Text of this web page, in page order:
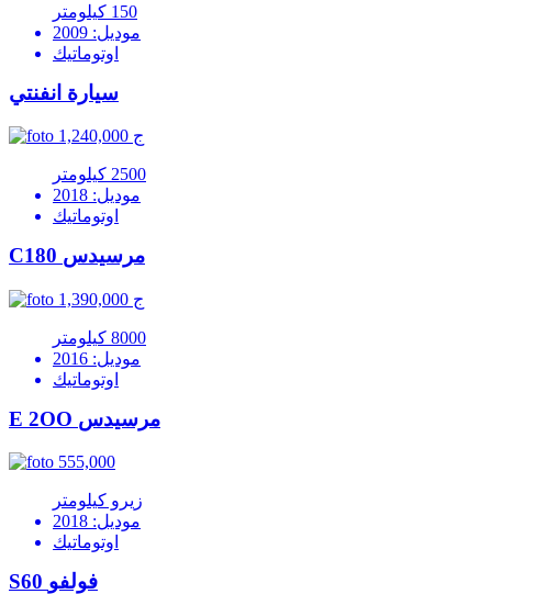
150 كيلومتر
موديل: 2009
اوتوماتيك
سيارة انفنتي
1,240,000 ج
2500 كيلومتر
موديل: 2018
اوتوماتيك
C180 مرسيدس
1,390,000 ج
8000 كيلومتر
موديل: 2016
اوتوماتيك
E 2OO مرسيدس
555,000
زيرو كيلومتر
موديل: 2018
اوتوماتيك
S60 فولفو